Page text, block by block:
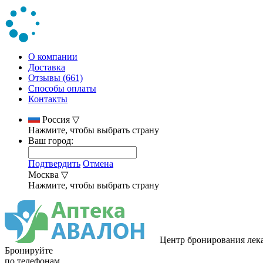
О компании
Доставка
Отзывы (661)
Способы оплаты
Контакты
Россия ▽
Нажмите, чтобы выбрать страну
Ваш город:
Подтвердить Отмена
Москва ▽
Нажмите, чтобы выбрать страну
Центр бронирования
Бронируйте
по телефонам